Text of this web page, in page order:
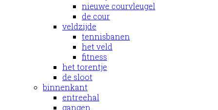
nieuwe courvleugel
de cour
veldzijde
tennisbanen
het veld
fitness
het torentje
de sloot
binnenkant
entreehal
gangen